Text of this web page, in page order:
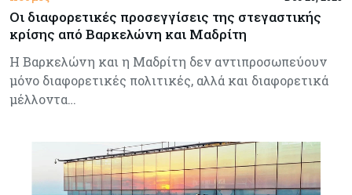
Οι διαφορετικές προσεγγίσεις της στεγαστικής
κρίσης από Βαρκελώνη και Μαδρίτη
Η Βαρκελώνη και η Μαδρίτη δεν αντιπροσωπεύουν
μόνο διαφορετικές πολιτικές, αλλά και διαφορετικά
μέλλοντα…